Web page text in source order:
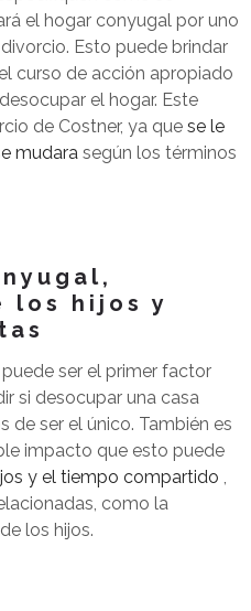
el hogar conyugal por uno
Esto puede brindar
curso de acción apropiado
el hogar. Este
de Costner, ya que se le
mudara según los términos
los hijos y
ser el primer factor
si desocupar una casa
de ser el único. También es
impacto que esto puede
y el tiempo compartido ,
como la
los hijos.